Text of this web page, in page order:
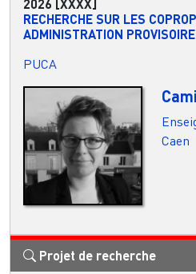
2026 [XXXX]
RECHERCHE SUR LES
ADMINISTRATION
PUCA
Caen
Projet de recherche